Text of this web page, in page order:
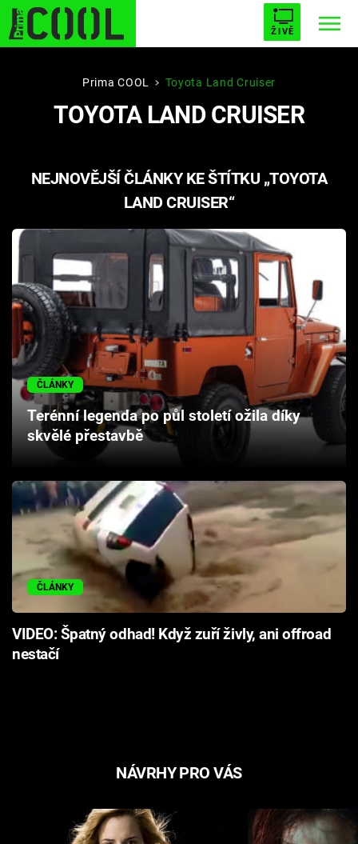
ŽIVĚ
STARHOUSE BUFFY, PŘEMOŽITELKA UPÍRŮ
ESCAPE PLNEJ KOTEL AVENGERS 5
Filmy
Seriály
Hry
Cool Esport
Pořady
TV Program
Sledujte prima+
Přihlášení
Sledujte nás
Prima COOL Toyota Land Cruiser
TOYOTA LAND CRUISER
NEJNOVĚJŠÍ ČLÁNKY KE ŠTÍTKU „TOYOTA
LAND CRUISER“
ČLÁNKY
Terénní legenda po půl století ožila díky
skvělé přestavbě
ČLÁNKY
VIDEO: Špatný odhad! Když zuří živly, ani offroad
nestačí
NÁVRHY PRO VÁS